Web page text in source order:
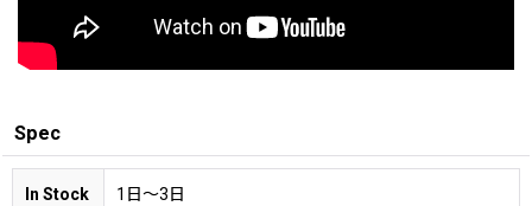
Spec
In Stock 1日〜3日